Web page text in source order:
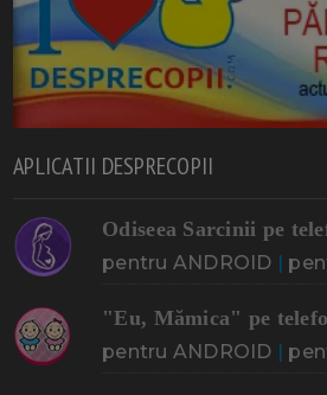
APLICATII DESPRECOPII
Odiseea Sarcinii pe
pentru ANDROID |
"Eu, Mămica" pe
pentru ANDROID |